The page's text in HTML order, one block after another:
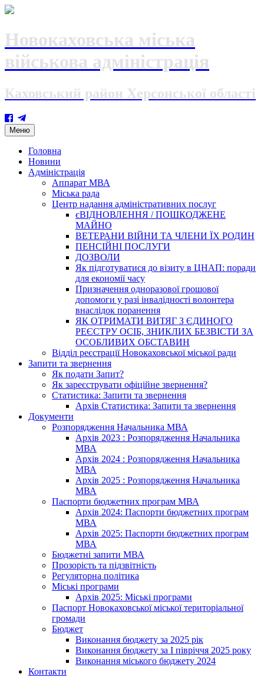
Новокаховська міська
військова адміністрація
Каховський район Херсонської області
Меню Skip
to
content
Головна
Новини
Адміністрація
Аппарат МВА
Міська рада
Центр надання адміністративних послуг
єВІДНОВЛЕННЯ / ПОШКОДЖЕНЕ
МАЙНО
ВЕТЕРАНИ ВІЙНИ ТА ЧЛЕНИ ЇХ РОДИН
ПЕНСІЙНІ ПОСЛУГИ
ДОЗВОЛИ
Як підготуватися до візиту в ЦНАП: поради
для економії часу
Призначення одноразової грошової
допомоги у разі інвалідності волонтера
внаслідок поранення
ЯК ОТРИМАТИ ВИТЯГ З ЄДИНОГО
РЕЄСТРУ ОСІБ, ЗНИКЛИХ БЕЗВІСТИ ЗА
ОСОБЛИВИХ ОБСТАВИН
Відділ реєстрації Новокаховської міської ради
Запити та звернення
Як подати Запит?
Як зареєструвати офіційне звернення?
Статистика: Запити та звернення
Архів Статистика: Запити та звернення
Документи
Розпорядження Начальника МВА
Архів 2023 : Розпорядження Начальника
МВА
Архів 2024 : Розпорядження Начальника
МВА
Архів 2025 : Розпорядження Начальника
МВА
Паспорти бюджетних програм МВА
Архів 2024: Паспорти бюджетних програм
МВА
Архів 2025: Паспорти бюджетних програм
МВА
Бюджетні запити МВА
Прозорість та підзвітність
Регуляторна політика
Міські програми
Архів 2025: Міські програми
Паспорт Новокаховської міської територіальної
громади
Бюджет
Виконання бюджету за 2025 рік
Виконання бюджету за І півріччя 2025 року
Виконання міського бюджету 2024
Контакти